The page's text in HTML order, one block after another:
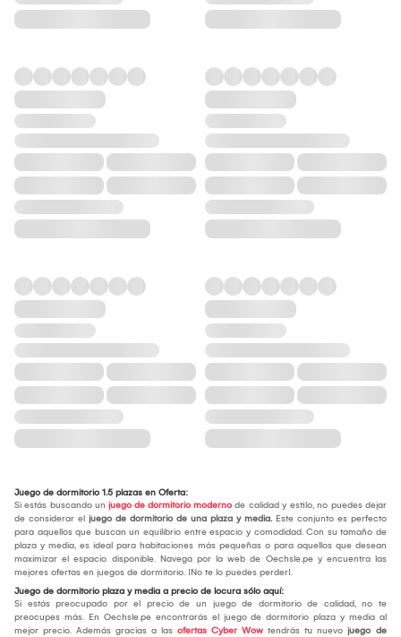
Juego de dormitorio 1.5 plazas en Oferta:
Si estás buscando un juego de dormitorio moderno de calidad y estilo, no puedes dejar
de considerar el juego de dormitorio de una plaza y media. Este conjunto es perfecto
para aquellos que buscan un equilibrio entre espacio y comodidad. Con su tamaño de
plaza y media, es ideal para habitaciones más pequeñas o para aquellos que desean
maximizar el espacio disponible. Navega por la web de Oechsle.pe y encuentra las
mejores ofertas en juegos de dormitorio. ¡No te lo puedes perder!.
Juego de dormitorio plaza y media a precio de locura sólo aquí:
Si estás preocupado por el precio de un juego de dormitorio de calidad, no te
preocupes más. En Oechsle.pe encontrarás el juego de dormitorio plaza y media al
mejor precio. Además gracias a las ofertas Cyber Wow tendrás tu nuevo juego de